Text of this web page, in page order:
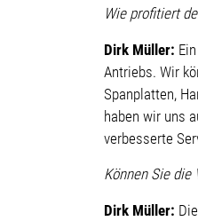
Wie profitiert
Dirk Müller:
Antriebs. Wir
Spanplatten,
haben wir uns
verbesserte
Können Sie die
Dirk Müller: